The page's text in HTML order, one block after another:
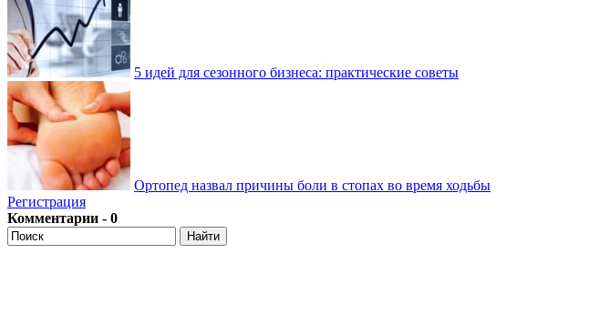
5 идей для сезонного бизнеса: практические советы
Ортопед назвал причины боли в стопах во время ходьбы
Регистрация
Комментарии - 0